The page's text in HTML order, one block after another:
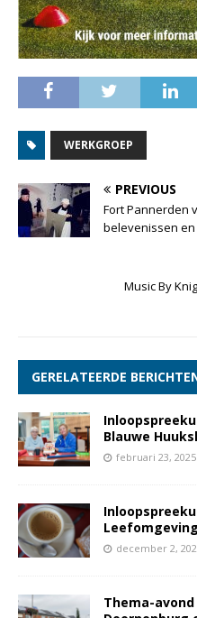
WERKGROEP
PREVIOUS
Fort Pannerden
belevenissen
Music By
GERELATEERDE
Blauwe
februari 23, 2025
december 2,
Thema-